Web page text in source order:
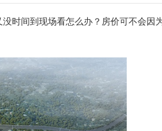
没时间到现场看怎么办？房价可不会因